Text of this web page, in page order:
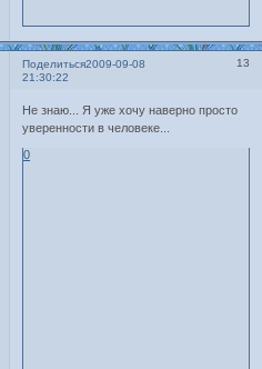
Поделиться 13
2009-09-08
21:30:22
Не знаю... Я уже хочу наверно просто
уверенности в человеке...
0